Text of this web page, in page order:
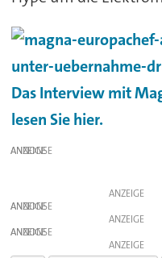
Das Interview mit
lesen Sie hier.
ANZEIGE
ANZEIGE
ANZEIGE
ANZEIGE
ANZEIGE
ANZEIGE